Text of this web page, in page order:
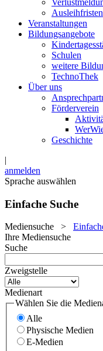
Ausleihfristen
Veranstaltungen
Bildungsangebote
Schulen
weitere
TechnoThek
Über uns
Förderverein
Geschichte
|
anmelden
Sprache auswählen
Einfache Suche
Mediensuche >
Ihre Mediensuche
Suche
Zweigstelle
Medienart
Wählen Sie die
Alle
Physische Medien
E-Medien